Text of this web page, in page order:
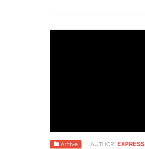
Arhive AUTHOR: EXPRESS